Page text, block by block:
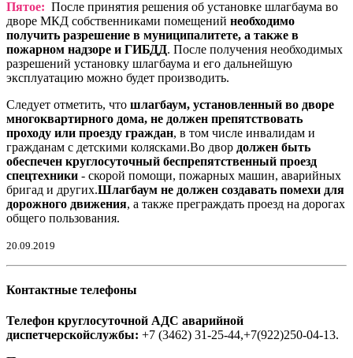
Пятое: После принятия решения об установке шлагбаума во
дворе МКД собственниками помещений необходимо
получить разрешение в муниципалитете, а также в
пожарном надзоре и ГИБДД. После получения необходимых
разрешений установку шлагбаума и его дальнейшую
эксплуатацию можно будет производить.
Следует отметить, что шлагбаум, установленный во дворе
многоквартирного дома, не должен препятствовать
проходу или проезду граждан, в том числе инвалидам и
гражданам с детскими колясками.Во двор должен быть
обеспечен круглосуточный беспрепятственный проезд
спецтехники - скорой помощи, пожарных машин, аварийных
бригад и других.Шлагбаум не должен создавать помехи для
дорожного движения, а также преграждать проезд на дорогах
общего пользования.
20.09.2019
Контактные телефоны
Телефон круглосуточной АДС аварийной
диспетчерскойслужбы: +7 (3462) 31-25-44,+7(922)250-04-13.